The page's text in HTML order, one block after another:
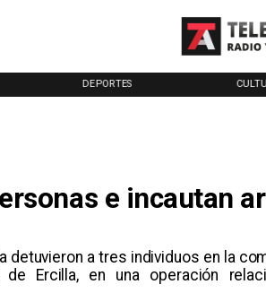
DEPORTES
e incautan
detuvieron a tres individuos en la
de Ercilla, en una operación